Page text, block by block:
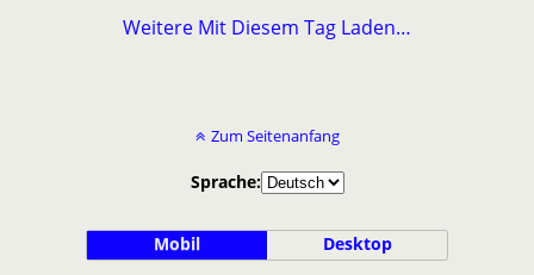
Weitere Mit Diesem Tag Laden…
Zum Seitenanfang
Sprache:
Mobil Desktop